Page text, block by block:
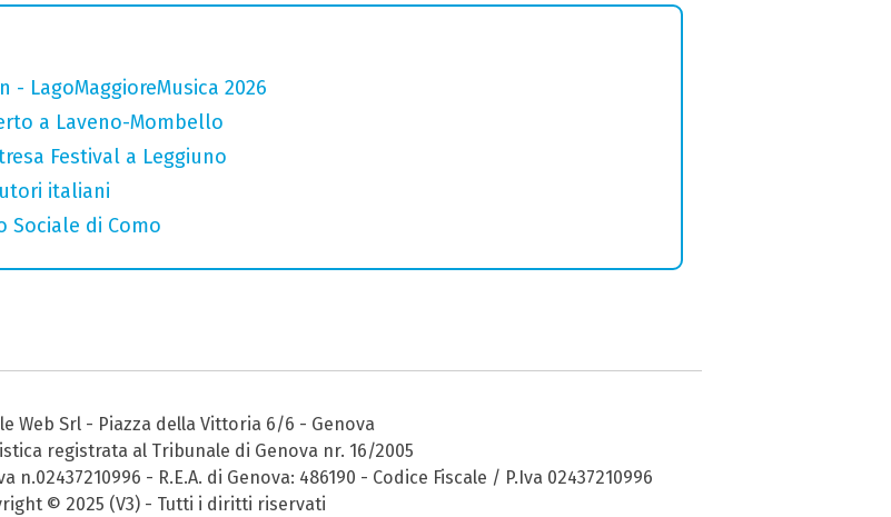
- LagoMaggioreMusica 2026
a Laveno-Mombello
Festival a Leggiuno
italiani
Sociale di Como
Web Srl - Piazza della Vittoria 6/6 - Genova
registrata al Tribunale di Genova nr. 16/2005
- R.E.A. di Genova: 486190 - Codice Fiscale / P.Iva 02437210996
© 2025 (V3) - Tutti i diritti riservati